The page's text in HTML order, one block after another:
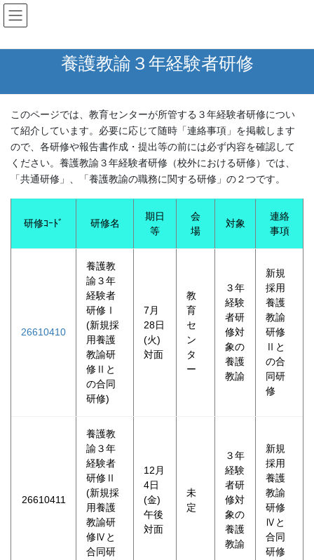
コ
ン
ン
ス
ナ
ビ
ー
ン
養護教諭３年経験者研修
このページでは、教育センターが所管する３年経験者研修につい
て紹介しています。必要に応じて随時「連絡事項」を掲載します
ので、各研修や報告書作成・提出等の前には必ず内容を確認して
ください。養護教諭３年経験者研修（校外における研修）では、
「共通研修」、「養護教諭の職務に関する研修」の２つです。
研修ｺｰﾄﾞ 研修名
期日
等
会
場
対象
連絡
事項
26610410
養護教
諭３年
経験者
研修Ⅰ
(新規採
用養護
教諭研
修Ⅱと
の合同
研修)
7月
28日
(火)
対面
教
育
セ
ン
タ
ー
３年
経験
者研
修対
象の
養護
教諭
新規
採用
養護
教諭
研修
Ⅱと
の合
同研
修
26610411
養護教
諭３年
経験者
研修Ⅱ
(新規採
用養護
教諭研
修Ⅳと
合同研
12月
4日
(金)
午後
対面
未
定
３年
経験
者研
修対
象の
養護
教諭
新規
採用
養護
教諭
研修
Ⅳと
合同
研修